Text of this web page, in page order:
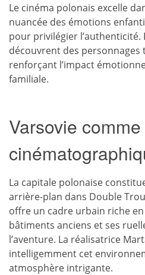
Le cinéma polonais excelle
nuancée des émotions
pour privilégier l’authenticité.
découvrent des
renforçant l’impact
familiale.
Varsovie
La capitale polonaise
arrière-plan dans Double
offre un cadre urbain riche en
bâtiments anciens et ses
l’aventure. La réalisatrice
intelligemment cet
atmosphère intrigante.